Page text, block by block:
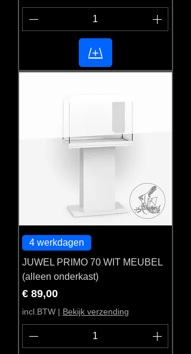
/+\
4 werkdagen
JUWEL PRIMO 70 WIT MEUBEL
(alleen onderkast)
Prijs
€ 89,00
incl.BTW | Bekijk verzending